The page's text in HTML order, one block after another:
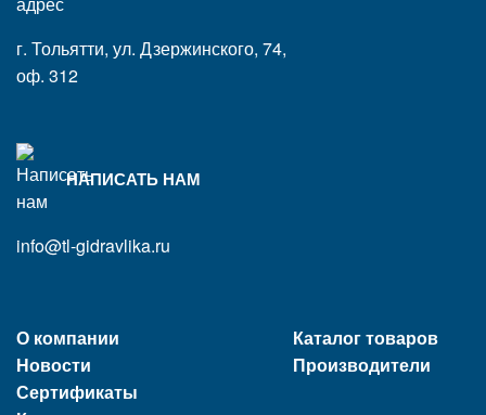
г. Тольятти, ул. Дзержинского, 74,
оф. 312
НАПИСАТЬ НАМ
info@tl-gidravlika.ru
О компании
Новости
Сертификаты
Каталог товаров
Производители